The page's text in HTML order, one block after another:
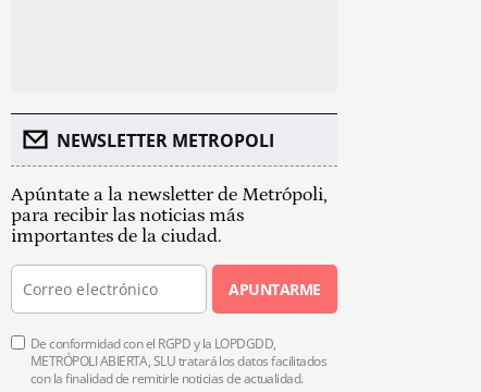
NEWSLETTER METROPOLI
Apúntate a la newsletter de Metrópoli,
para recibir las noticias más
importantes de la ciudad.
APUNTARME
De conformidad con el RGPD y la LOPDGDD,
METRÓPOLI ABIERTA, SLU tratará los datos facilitados
con la finalidad de remitirle noticias de actualidad.